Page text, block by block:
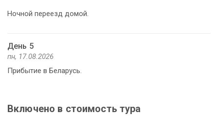
Ночной переезд домой.
День 5
пн, 17.08.2026
Прибытие в Беларусь.
Включено в стоимость тура